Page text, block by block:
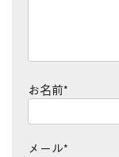
お名前*
メール*